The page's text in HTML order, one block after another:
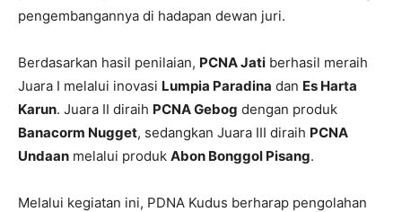
pengembangannya di hadapan dewan juri.
Berdasarkan hasil penilaian, PCNA Jati berhasil meraih
Juara I melalui inovasi Lumpia Paradina dan Es Harta
Karun. Juara II diraih PCNA Gebog dengan produk
Banacorm Nugget, sedangkan Juara III diraih PCNA
Undaan melalui produk Abon Bonggol Pisang.
Melalui kegiatan ini, PDNA Kudus berharap pengolahan